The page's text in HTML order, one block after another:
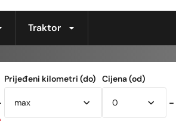
Traktor
Prijeđeni kilometri (do) Cijena (od)
-